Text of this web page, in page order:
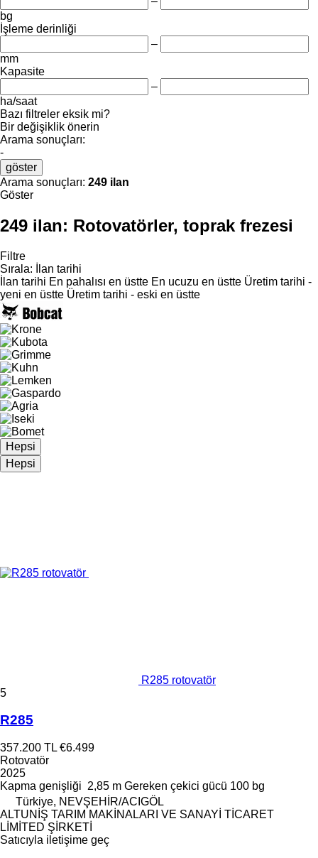
bg
İşleme derinliği
–
mm
Kapasite
–
ha/saat
Bazı filtreler eksik mi?
Bir değişiklik önerin
Arama sonuçları:
-
göster
Arama sonuçları: 249 ilan
Göster
249 ilan: Rotovatörler, toprak frezesi
Filtre
Sırala:
İlan tarihi
İlan tarihi En pahalısı en üstte En ucuzu en üstte Üretim tarihi -
yeni en üstte Üretim tarihi - eski en üstte
Hepsi
Hepsi
R285 rotovatör
5
R285
357.200 TL €6.499
Rotovatör
2025
Kapma genişliği 2,85 m Gereken çekici gücü 100 bg
Türkiye, NEVŞEHİR/ACIGÖL
ALTUNİŞ TARIM MAKİNALARI VE SANAYİ TİCARET
LİMİTED ŞİRKETİ
Satıcıyla iletişime geç